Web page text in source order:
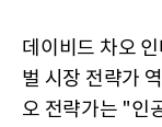
데이비드 차오
벌 시장 전략가
오 전략가는 "인